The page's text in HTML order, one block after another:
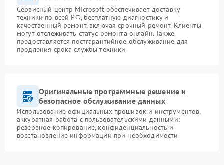
Сервисный центр Microsoft обеспечивает доставку
техники по всей РФ, бесплатную диагностику и
качественный ремонт, включая срочный ремонт. Клиенты
могут отслеживать статус ремонта онлайн. Также
предоставляется постгарантийное обслуживание для
продления срока службы техники
Оригинальные программные решение и
безопасное обслуживание данных
Использование официальных прошивок и инструментов,
аккуратная работа с пользовательскими данными:
резервное копирование, конфиденциальность и
восстановление информации при необходимости